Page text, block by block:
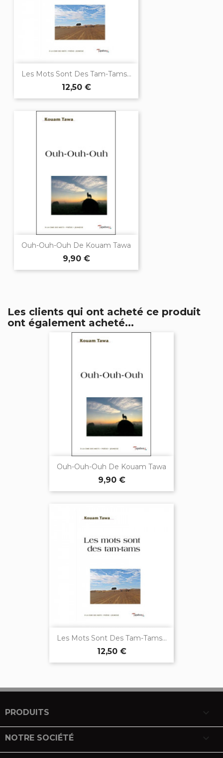
Les Mots Sont Des Tam-Tams...
12,50 €
Ouh-Ouh-Ouh De Kouam Tawa
9,90 €
Les clients qui ont acheté ce produit
ont également acheté...
Ouh-Ouh-Ouh De Kouam Tawa
9,90 €
Les Mots Sont Des Tam-Tams...
12,50 €
PRODUITS 
NOTRE SOCIÉTÉ 